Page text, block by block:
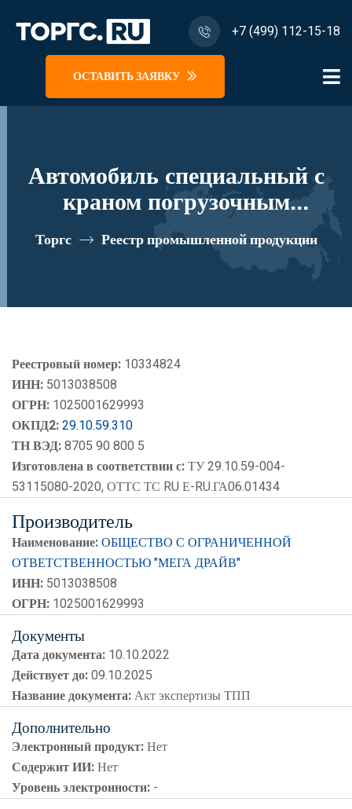
+7 (499) 112-15-18
ОСТАВИТЬ ЗАЯВКУ
Автомобиль специальный с
краном погрузочным
гидравлическим типа КМА на
базе УРАЛ 4320 и его
реестровый номер 10334824
Торгс Реестр промышленной продукции
Реестровый номер: 10334824
ИНН: 5013038508
ОГРН: 1025001629993
ОКПД2:29.10.59.310
ТН ВЭД:8705 90 800 5
Изготовлена в соответствии с:ТУ 29.10.59-004-
53115080-2020, ОТТС ТС RU Е-RU.ГА06.01434
Производитель
Наименование:ОБЩЕСТВО С ОГРАНИЧЕННОЙ
ОТВЕТСТВЕННОСТЬЮ "МЕГА ДРАЙВ"
ИНН: 5013038508
ОГРН: 1025001629993
Документы
Дата документа: 10.10.2022
Действует до:09.10.2025
Название документа:Акт экспертизы ТПП
Дополнительно
Электронный продукт:Нет
Содержит ИИ:Нет
Уровень электронности: -